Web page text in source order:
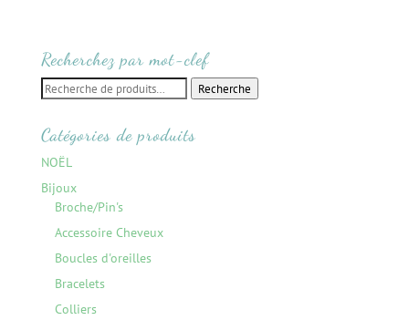
Recherchez par mot-clef
Recherche
Recherche
Catégories de produits
NOËL
Bijoux
Broche/Pin's
Accessoire Cheveux
Boucles d'oreilles
Bracelets
Colliers